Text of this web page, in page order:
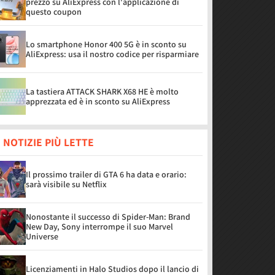
questo coupon
Lo smartphone Honor 400 5G è in sconto su
AliExpress: usa il nostro codice per risparmiare
La tastiera ATTACK SHARK X68 HE è molto
apprezzata ed è in sconto su AliExpress
NOTIZIE PIÙ LETTE
Il prossimo trailer di GTA 6 ha data e orario:
sarà visibile su Netflix
Nonostante il successo di Spider-Man: Brand
New Day, Sony interrompe il suo Marvel
Universe
Licenziamenti in Halo Studios dopo il lancio di